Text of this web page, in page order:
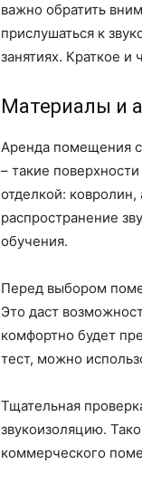
важно обратить
прислушаться к
занятиях. Краткое и
Материалы и
Аренда помещения
– такие
отделкой:
распространение
обучения.
Перед выбором
Это даст
комфортно будет
тест, можно
Тщательная
звукоизоляцию.
коммерческого